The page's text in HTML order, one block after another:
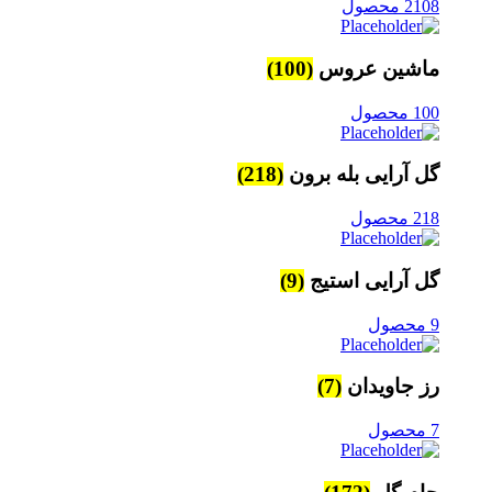
2108 محصول
ماشین عروس (100)
100 محصول
گل آرایی بله برون (218)
218 محصول
گل آرایی استیج (9)
9 محصول
رز جاویدان (7)
7 محصول